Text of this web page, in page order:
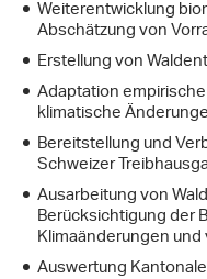
Weiterentwicklung
Abschätzung von
Erstellung von
Adaptation
klimatische
Bereitstellung und
Schweizer
Ausarbeitung von
Berücksichtigung der
Klimaänderungen
Auswertung